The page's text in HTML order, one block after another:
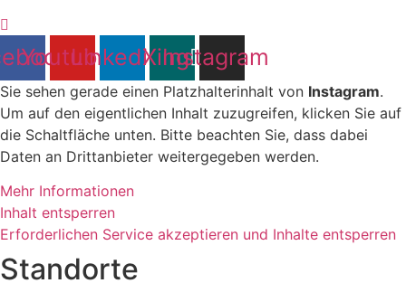
YoutubeLinkedinXing
Instagram
Sie sehen gerade einen Platzhalterinhalt von Instagram.
Um auf den eigentlichen Inhalt zuzugreifen, klicken Sie auf
die Schaltfläche unten. Bitte beachten Sie, dass dabei
Daten an Drittanbieter weitergegeben werden.
Mehr Informationen
Inhalt entsperren
Erforderlichen Service akzeptieren und Inhalte entsperren
Standorte